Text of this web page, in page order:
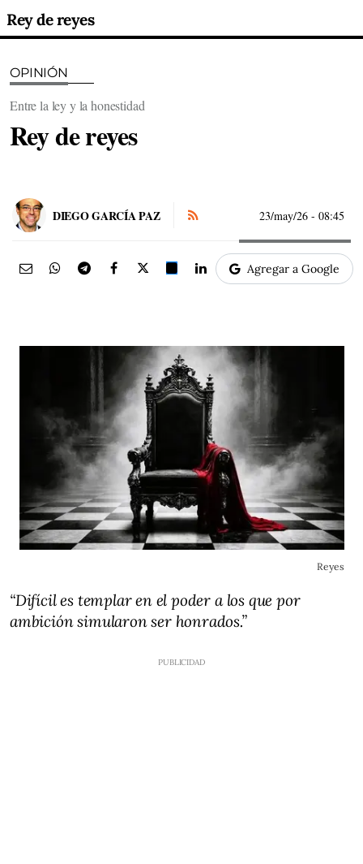
Rey de reyes
OPINIÓN
Entre la ley y la honestidad
Rey de reyes
DIEGO GARCÍA PAZ 23/may/26 - 08:45
Agregar a Google
Reyes
“Difícil es templar en el poder a los que por
ambición simularon ser honrados.”